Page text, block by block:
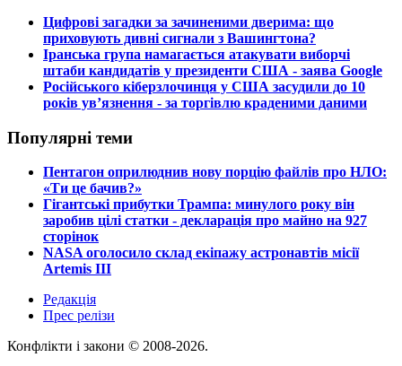
​Цифрові загадки за зачиненими дверима: що
приховують дивні сигнали з Вашингтона?
​Іранська група намагається атакувати виборчі
штаби кандидатів у президенти США - заява Google
​Російського кіберзлочинця у США засудили до 10
років ув’язнення - за торгівлю краденими даними
Популярні теми
​Пентагон оприлюднив нову порцію файлів про НЛО:
«Ти це бачив?»
​Гігантські прибутки Трампа: минулого року він
заробив цілі статки - декларація про майно на 927
сторінок
​NASA оголосило склад екіпажу астронавтів місії
Artemis III
Редакція
Прес релізи
Конфлікти і закони © 2008-2026.